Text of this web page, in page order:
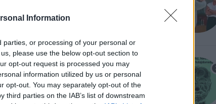
Information
or processing of your personal or
please use the below opt-out section to
opt-out request is processed you may
information utilized by us or personal
opt-out. You may separately opt-out of the
parties on the IAB’s list of downstream